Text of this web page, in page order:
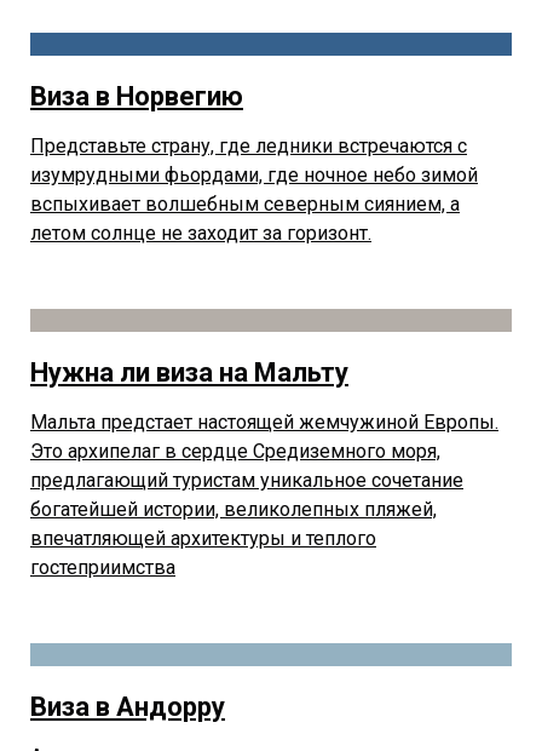
Виза в Норвегию
Представьте страну, где ледники встречаются с
изумрудными фьордами, где ночное небо зимой
вспыхивает волшебным северным сиянием, а
летом солнце не заходит за горизонт.
Нужна ли виза на Мальту
Мальта предстает настоящей жемчужиной Европы.
Это архипелаг в сердце Средиземного моря,
предлагающий туристам уникальное сочетание
богатейшей истории, великолепных пляжей,
впечатляющей архитектуры и теплого
гостеприимства
Виза в Андорру